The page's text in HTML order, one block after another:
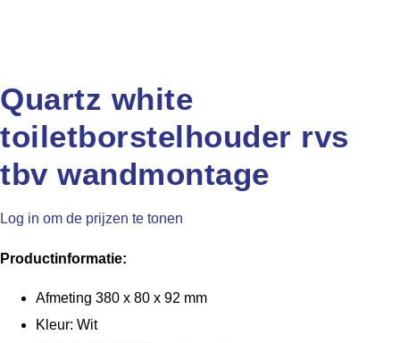
Quartz white
toiletborstelhouder rvs
tbv wandmontage
Log in om de prijzen te tonen
Productinformatie:
Afmeting 380 x 80 x 92 mm
Kleur: Wit